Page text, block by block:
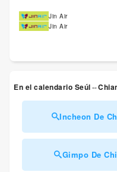
Jin Air
Jin Air
En el calendario
Incheon De
Gimpo De